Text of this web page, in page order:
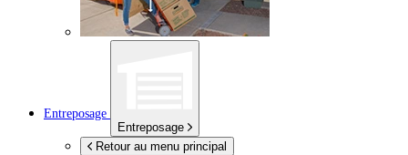
Entreposage
Entreposage
Retour au menu principal